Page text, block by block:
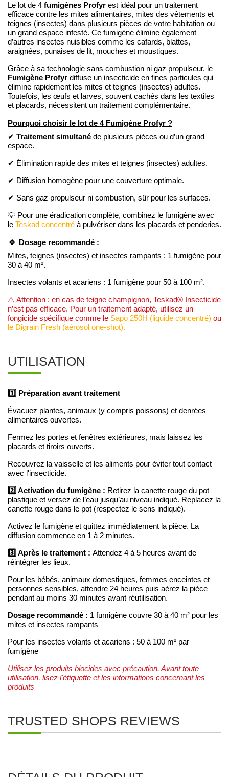
Le lot de 4 fumigènes Profyr est idéal pour un traitement
efficace contre les mites alimentaires, mites des vêtements et
teignes (insectes) dans plusieurs pièces de votre habitation ou
un grand espace infesté. Ce fumigène élimine également
d’autres insectes nuisibles comme les cafards, blattes,
araignées, punaises de lit, mouches et moustiques.
Grâce à sa technologie sans combustion ni gaz propulseur, le
Fumigène Profyr diffuse un insecticide en fines particules qui
élimine rapidement les mites et teignes (insectes) adultes.
Toutefois, les œufs et larves, souvent cachés dans les textiles
et placards, nécessitent un traitement complémentaire.
Pourquoi choisir le lot de 4 Fumigène Profyr ?
✔ Traitement simultané de plusieurs pièces ou d’un grand
espace.
✔ Élimination rapide des mites et teignes (insectes) adultes.
✔ Diffusion homogène pour une couverture optimale.
✔ Sans gaz propulseur ni combustion, sûr pour les surfaces.
💡 Pour une éradication complète, combinez le fumigène avec
le Teskad concentré à pulvériser dans les placards et penderies.
🔹
Dosage recommandé :
Mites, teignes (insectes) et insectes rampants : 1 fumigène pour
30 à 40 m².
Insectes volants et acariens : 1 fumigène pour 50 à 100 m².
⚠️ Attention : en cas de teigne champignon, Teskad® Insecticide
n’est pas efficace. Pour un traitement adapté, utilisez un
fongicide spécifique comme le Sapo 250H (liquide concentré) ou
le Digrain Fresh (aérosol one-shot).
UTILISATION
1️⃣ Préparation avant traitement
Évacuez plantes, animaux (y compris poissons) et denrées
alimentaires ouvertes.
Fermez les portes et fenêtres extérieures, mais laissez les
placards et tiroirs ouverts.
Recouvrez la vaisselle et les aliments pour éviter tout contact
avec l'insecticide.
2️⃣ Activation du fumigène : Retirez la canette rouge du pot
plastique et versez de l’eau jusqu’au niveau indiqué. Replacez la
canette rouge dans le pot (respectez le sens indiqué).
Activez le fumigène et quittez immédiatement la pièce. La
diffusion commence en 1 à 2 minutes.
3️⃣ Après le traitement : Attendez 4 à 5 heures avant de
réintégrer les lieux.
Pour les bébés, animaux domestiques, femmes enceintes et
personnes sensibles, attendre 24 heures puis aérez la pièce
pendant au moins 30 minutes avant réutilisation.
Dosage recommandé : 1 fumigène couvre 30 à 40 m² pour les
mites et insectes rampants
Pour les insectes volants et acariens : 50 à 100 m² par
fumigène
Utilisez les produits biocides avec précaution. Avant toute
utilisation, lisez l'étiquette et les informations concernant les
produits
TRUSTED SHOPS REVIEWS